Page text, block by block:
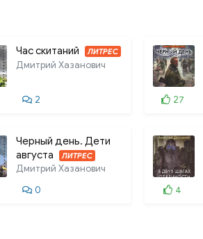
Час скитаний ЛИТРЕС
Дмитрий Хазанович
2 27
Черный день. Дети
августа
ЛИТРЕС
Дмитрий Хазанович
0 4